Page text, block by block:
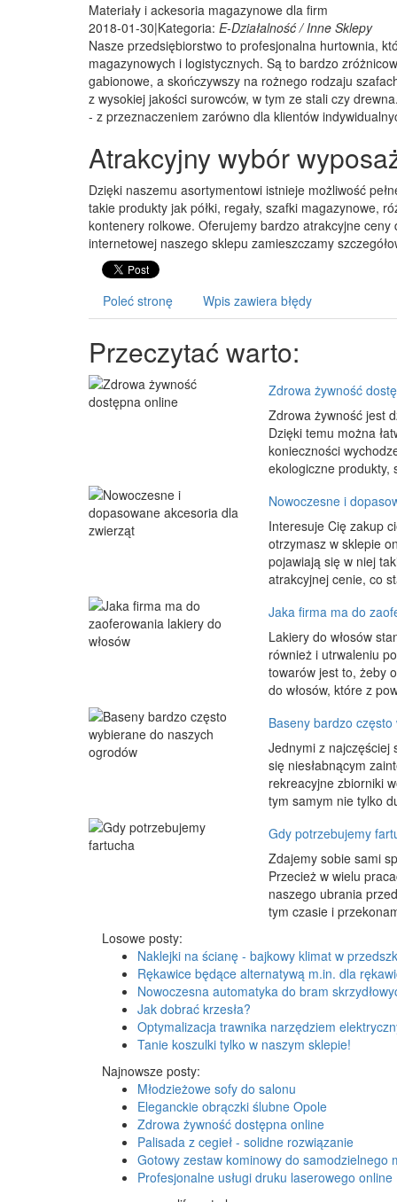
Materiały i ackesoria magazynowe dla firm
2018-01-30|Kategoria: E-Działalność / Inne Sklepy
Nasze przedsiębiorstwo to profesjonalna hurtownia,
magazynowych i logistycznych. Są to bardzo
gabionowe, a skończywszy na rożnego rodzaju
z wysokiej jakości surowców, w tym ze stali czy
- z przeznaczeniem zarówno dla klientów
Atrakcyjny wybór
Dzięki naszemu asortymentowi istnieje możliwość
takie produkty jak półki, regały, szafki magazynowe,
kontenery rolkowe. Oferujemy bardzo atrakcyjne
internetowej naszego sklepu zamieszczamy
Poleć stronę Wpis zawiera błędy
Przeczytać warto:
Zdrowa żywność
Zdrowa żywność jest
Dzięki temu można
konieczności
ekologiczne produkty,
Nowoczesne i
Interesuje Cię zakup
otrzymasz w sklepie
pojawiają się w niej
atrakcyjnej cenie, co
Jaka firma ma do
Lakiery do włosów
również i utrwaleniu
towarów jest to, żeby
do włosów, które z
Baseny bardzo
Jednymi z najczęściej
się niesłabnącym
rekreacyjne zbiorniki
tym samym nie tylko
Gdy potrzebujemy
Zdajemy sobie sami
Przecież w wielu
naszego ubrania
tym czasie i
Losowe posty:
Naklejki na ścianę - bajkowy klimat w
Rękawice będące alternatywą m.in. dla
Nowoczesna automatyka do bram
Jak dobrać krzesła?
Optymalizacja trawnika narzędziem
Tanie koszulki tylko w naszym sklepie!
Najnowsze posty:
Młodzieżowe sofy do salonu
Eleganckie obrączki ślubne Opole
Zdrowa żywność dostępna online
Palisada z cegieł - solidne rozwiązanie
Gotowy zestaw kominowy do samodzielnego
Profesjonalne usługi druku laserowego online